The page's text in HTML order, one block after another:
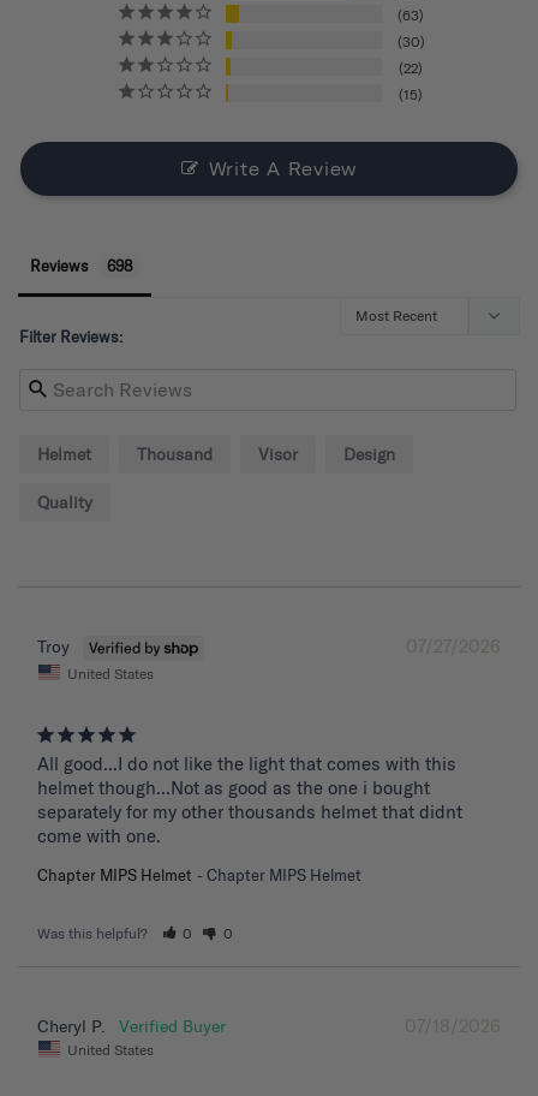
63
30
22
15
Write A Review
Reviews
Filter Reviews:
Helmet Thousand Visor Design
Quality
07/27/2026
Troy
United States
All good...I do not like the light that comes with this
helmet though...Not as good as the one i bought
separately for my other thousands helmet that didnt
come with one.
Chapter MIPS Helmet Chapter MIPS Helmet
Was this helpful? 0 0
07/18/2026
Cheryl P.
United States